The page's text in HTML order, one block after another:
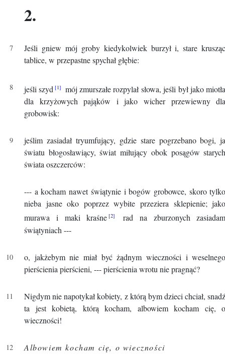
2.
Jeśli gniew mój groby kiedykolwiek burzył i, stare
tablice, w przepastne spychał głębie:
jeśli szyd
mój zmurszałe rozpylał słowa, jeśli był jako
dla krzyżowych pająków i jako wicher przewiewny
grobowisk:
jeślim zasiadał tryumfujący, gdzie stare pogrzebano bogi,
światu błogosławiący, świat miłujący obok posągów
świata oszczerców:
--- a kocham nawet świątynie i bogów grobowce, skoro
nieba jasne oko poprzez wybite przeziera sklepienie;
murawa i maki kraśne
rad na zburzonych
świątyniach ---
o, jakżebym nie miał być żądnym wieczności i
pierścienia pierścieni, --- pierścienia wrotu nie pragnąć?
Nigdym nie napotykał kobiety, z którą bym dzieci chciał,
ta jest kobietą, którą kocham, albowiem kocham cię,
wieczności!
Albowiem kocham cię, o wieczności